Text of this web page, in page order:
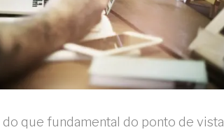
que fundamental do ponto de vista